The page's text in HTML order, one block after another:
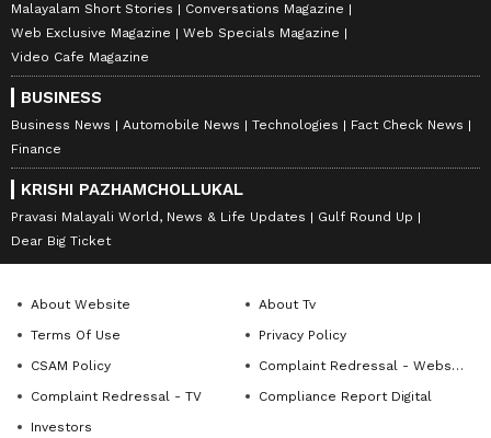
Malayalam Short Stories
Conversations Magazine
Web Exclusive Magazine
Web Specials Magazine
Video Cafe Magazine
BUSINESS
Business News Automobile News Technologies
Fact Check News
Finance
KRISHI PAZHAMCHOLLUKAL
Pravasi Malayali World, News & Life Updates
Gulf Round Up
Dear Big Ticket
About Website
About Tv
Terms Of Use
Privacy Policy
CSAM Policy
Complaint Redressal - Website
Complaint Redressal - TV
Compliance Report Digital
Investors